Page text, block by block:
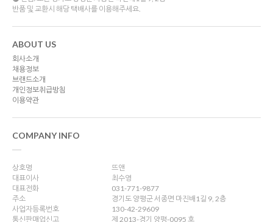
반품 및 교환시 해당 택배사를 이용해주세요.
ABOUT US
회사소개
채용정보
브랜드소개
개인정보취급방침
이용약관
COMPANY INFO
상호명
뜨앤
대표이사
최수영
대표전화
031-771-9877
주소
경기도 양평군 서종면 마진배1길 9, 2층
사업자등록번호
130-42-29609
통신판매업신고
제 2013-경기 양평-0095 호